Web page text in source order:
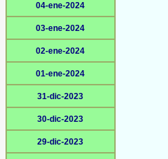
04-ene-2024
03-ene-2024
02-ene-2024
01-ene-2024
31-dic-2023
30-dic-2023
29-dic-2023